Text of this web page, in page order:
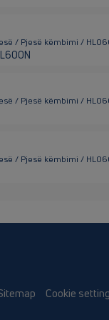
/ Pjesë këmbimi /
/ Pjesë këmbimi /
/ Pjesë këmbimi /
Cookie